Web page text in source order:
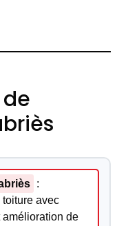
:
avec
amélioration de